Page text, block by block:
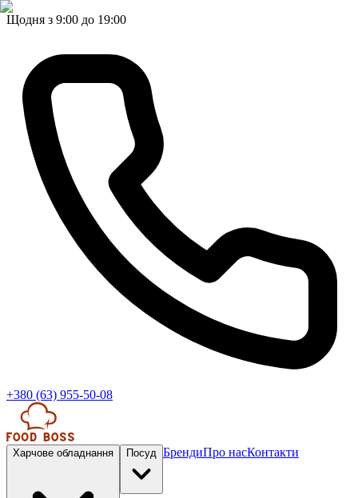
Щодня з 9:00 до 19:00
+380 (63) 955-50-08
Харчове обладнання Посуд БрендиПро насКонтакти